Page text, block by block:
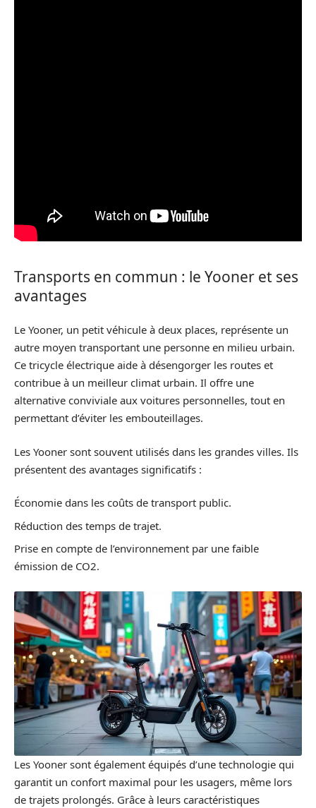
Transports en commun : le Yooner et ses
avantages
Le Yooner, un petit véhicule à deux places, représente un
autre moyen transportant une personne en milieu urbain.
Ce tricycle électrique aide à désengorger les routes et
contribue à un meilleur climat urbain. Il offre une
alternative conviviale aux voitures personnelles, tout en
permettant d’éviter les embouteillages.
Les Yooner sont souvent utilisés dans les grandes villes. Ils
présentent des avantages significatifs :
Économie dans les coûts de transport public.
Réduction des temps de trajet.
Prise en compte de l’environnement par une faible
émission de CO2.
Les Yooner sont également équipés d’une technologie qui
garantit un confort maximal pour les usagers, même lors
de trajets prolongés. Grâce à leurs caractéristiques